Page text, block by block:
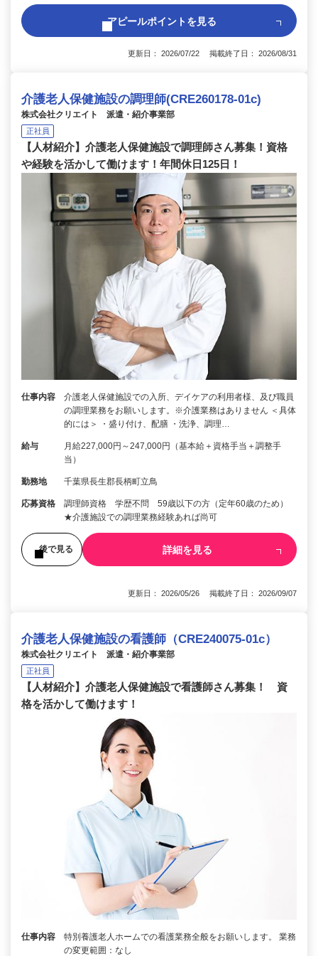
アピールポイントを見る
更新日： 2026/07/22 掲載終了日： 2026/08/31
介護老人保健施設の調理師(CRE260178-01c)
株式会社クリエイト 派遣・紹介事業部
正社員
【人材紹介】介護老人保健施設で調理師さん募集！資格
や経験を活かして働けます！年間休日125日！
仕事内容
介護老人保健施設での入所、デイケアの利用者様、及び職員
の調理業務をお願いします。※介護業務はありません ＜具体
的には＞ ・盛り付け、配膳 ・洗浄、調理…
給与
月給227,000円～247,000円（基本給＋資格手当＋調整手
当）
勤務地 千葉県長生郡長柄町立鳥
応募資格
調理師資格 学歴不問 59歳以下の方（定年60歳のため）
★介護施設での調理業務経験あれば尚可
後で見る 詳細を見る
更新日： 2026/05/26 掲載終了日： 2026/09/07
介護老人保健施設の看護師（CRE240075-01c）
株式会社クリエイト 派遣・紹介事業部
正社員
【人材紹介】介護老人保健施設で看護師さん募集！ 資
格を活かして働けます！
仕事内容
特別養護老人ホームでの看護業務全般をお願いします。 業務
の変更範囲：なし